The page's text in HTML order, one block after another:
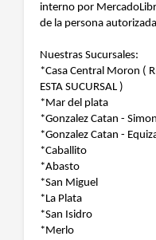
interno por
de la persona
Nuestras Sucursales:
*Casa Central Moron (
ESTA SUCURSAL )
*Mar del plata
*Gonzalez Catan -
*Gonzalez Catan -
*Caballito
*Abasto
*San Miguel
*La Plata
*San Isidro
*Merlo